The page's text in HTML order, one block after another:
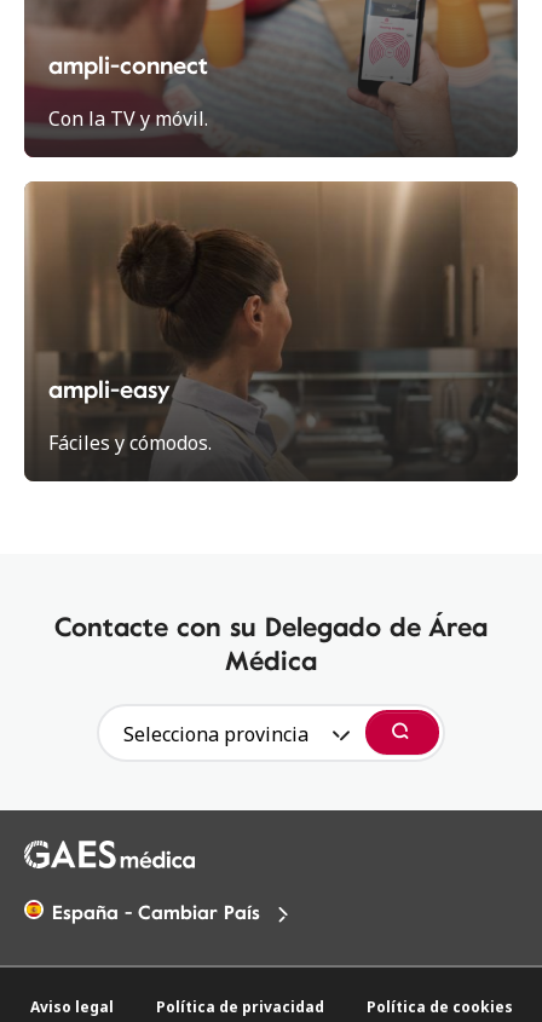
ampli-connect
Con la TV y móvil.
ampli-easy
Fáciles y cómodos.
Contacte con su Delegado de Área
Médica
Selecciona provincia
Buscar
España - Cambiar País
Aviso legal Política de privacidad Política de cookies